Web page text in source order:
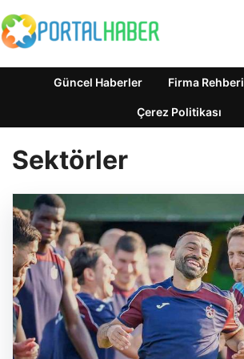
Güncel Haberler Firma Rehberi
Çerez Politikası
Sektörler
Enes
Kaplan